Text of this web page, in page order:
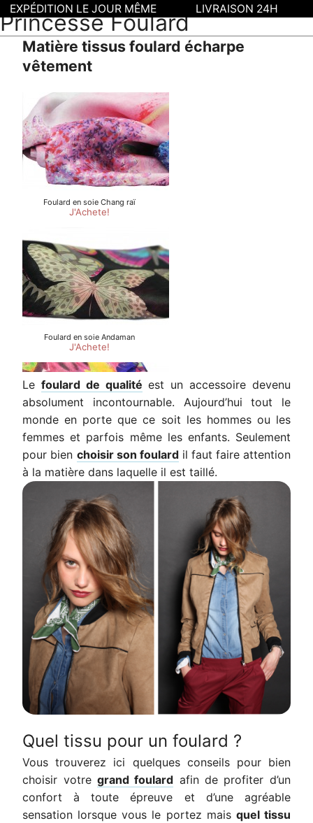
Princesse Foulard
Matière tissus foulard écharpe
vêtement
Lefoulard de qualité est un accessoire devenu
absolument incontournable. Aujourd’hui tout le
monde en porte que ce soit les hommes ou les
femmes et parfois même les enfants. Seulement
pour bien choisir son foulardil faut faire attention
à la matière dans laquelle il est taillé.
Quel tissu pour un foulard ?
Vous trouverez ici quelques conseils pour bien
choisir votregrand foulard afin de profiter d’un
confort à toute épreuve et d’une agréable
sensation lorsque vous le portez mais quel tissu
EXPÉDITION LE JOUR MÊME LIVRAISON 24H